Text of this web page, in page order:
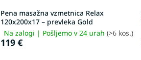
Pena masažna vzmetnica Relax
120x200x17 – prevleka Gold
Na zalogi | Pošljemo v 24 urah (>6 kos.)
119 €